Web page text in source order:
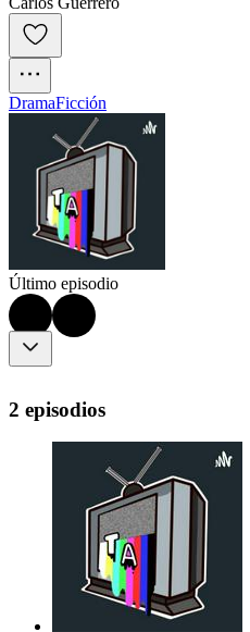
DramaFicción
Último episodio
2 episodios